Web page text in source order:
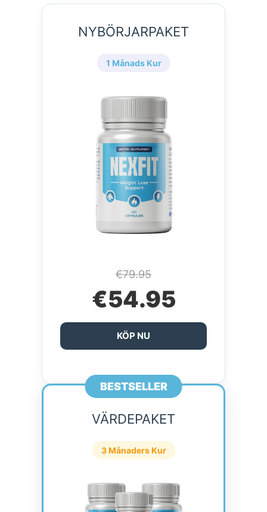
NYBÖRJARPAKET
1 Månads Kur
€79.95
€54.95
KÖP NU
BESTSELLER
VÄRDEPAKET
3 Månaders Kur